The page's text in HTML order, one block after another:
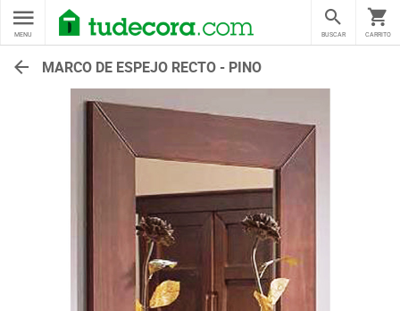
MENU CARRITO
BUSCAR
MARCO DE ESPEJO RECTO - PINO